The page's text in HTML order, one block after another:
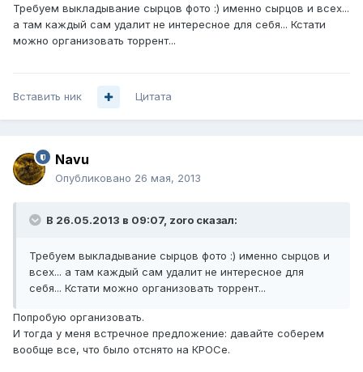
Требуем выкладывание сырцов фото :) именно сырцов и всех...
а там каждый сам удалит не интересное для себя... Кстати
можно организовать торрент...
Вставить ник Цитата
Navu
Опубликовано 26 мая, 2013
В 26.05.2013 в 09:07, zoro сказал:
Требуем выкладывание сырцов фото :) именно сырцов и
всех... а там каждый сам удалит не интересное для
себя... Кстати можно организовать торрент...
Попробую организовать.
И тогда у меня встречное предложение: давайте соберем
вообще все, что было отснято на КРОСе.